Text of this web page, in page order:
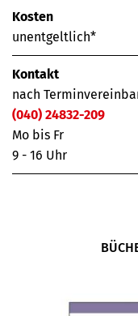
Kosten
unentgeltlich*
Kontakt
nach
(040) 24832-209
Mo bis Fr
9 - 16 Uhr